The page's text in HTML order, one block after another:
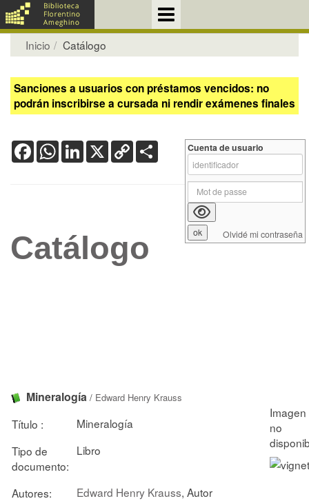
Inicio Catálogo
Sanciones a usuarios con préstamos vencidos: no
podrán inscribirse a cursada ni rendir exámenes finales
FacebookWhatsApp
LinkedIn
X Copy
Link
Catálogo
Mineralogía / Edward Henry Krauss
Título :
Mineralogía
Tipo de
documento:
Libro
Autores: Edward Henry Krauss, Autor
Cuenta de usuario
Olvidé mi contraseña